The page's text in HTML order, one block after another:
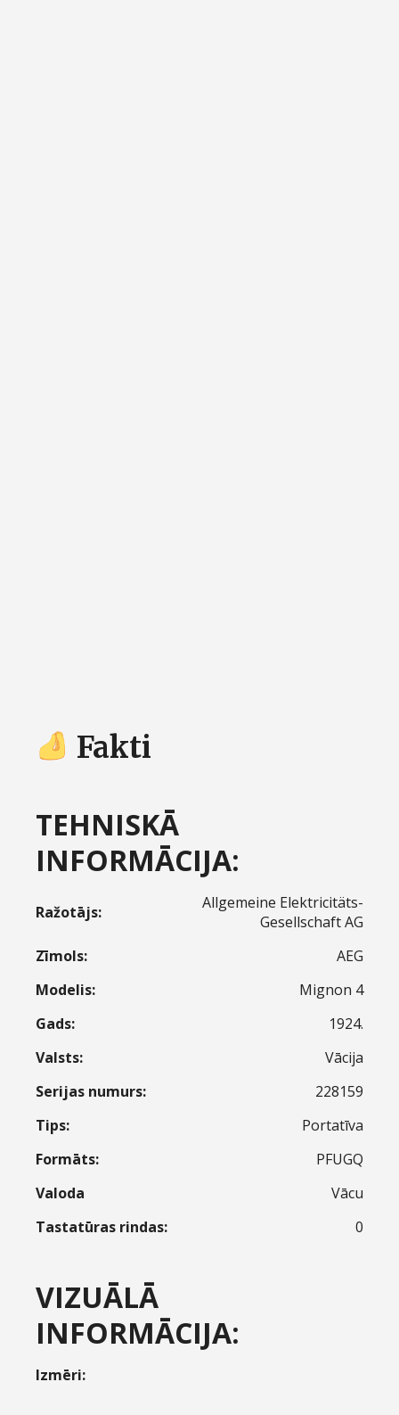
Fakti
TEHNISKĀ
INFORMĀCIJA:
Ražotājs:
Allgemeine Elektricitäts-
Gesellschaft AG
Zīmols:
AEG
Modelis:
Mignon 4
Gads:
1924.
Valsts:
Vācija
Serijas numurs:
228159
Tips:
Portatīva
Formāts:
PFUGQ
Valoda
Vācu
Tastatūras rindas:
0
VIZUĀLĀ
INFORMĀCIJA:
Izmēri: